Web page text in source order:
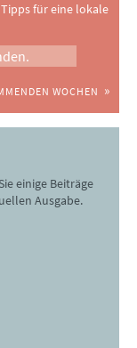
für eine lokale
WOCHEN
einige Beiträge
Ausgabe.